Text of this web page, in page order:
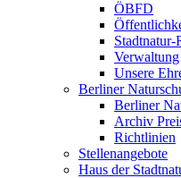
ÖBFD
Stadtnatur-
Verwaltung
Unsere
Berliner
Berliner
Archiv
Richtlinien
Stellenangebote
Haus der